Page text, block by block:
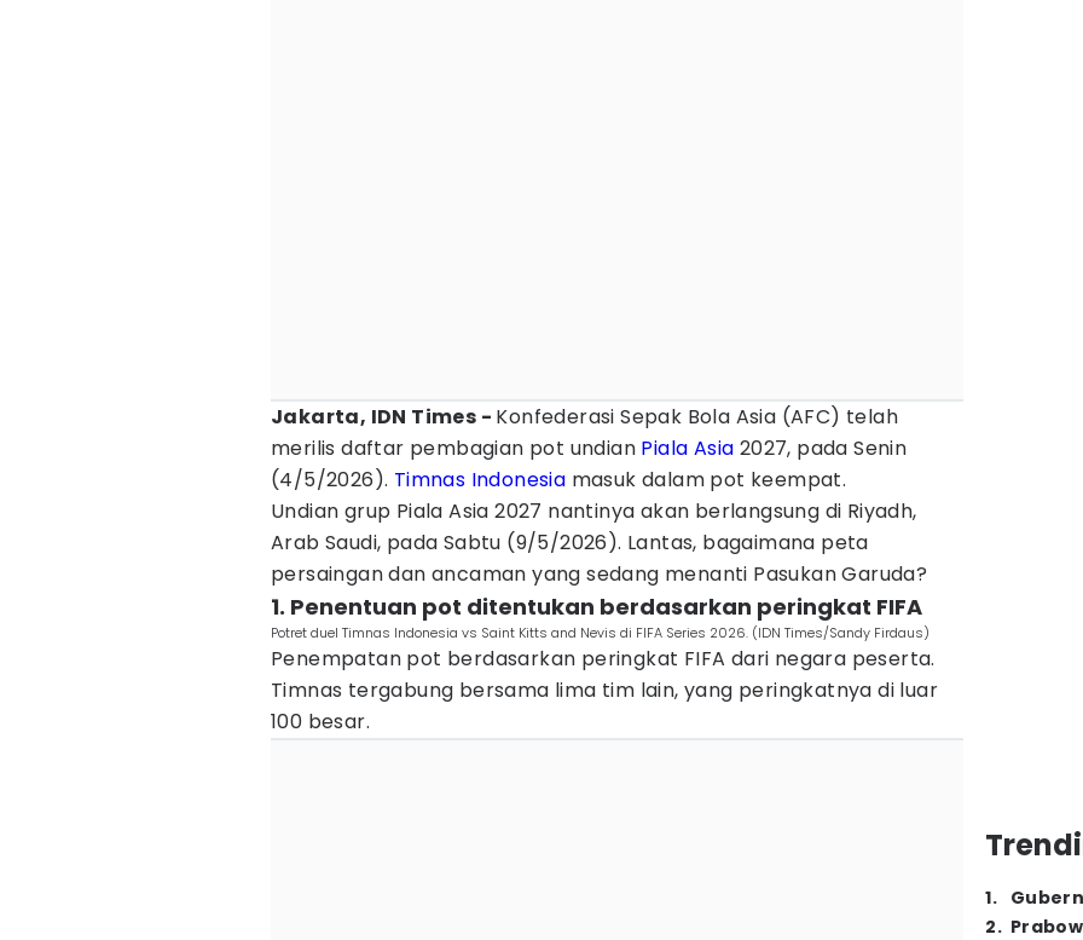
Jakarta, IDN Times - Konfederasi Sepak Bola Asia (AFC) telah
merilis daftar pembagian pot undian Piala Asia 2027, pada Senin
(4/5/2026). Timnas Indonesia masuk dalam pot keempat.
Undian grup Piala Asia 2027 nantinya akan berlangsung di Riyadh,
Arab Saudi, pada Sabtu (9/5/2026). Lantas, bagaimana peta
persaingan dan ancaman yang sedang menanti Pasukan Garuda?
1. Penentuan pot ditentukan berdasarkan peringkat FIFA
Potret duel Timnas Indonesia vs Saint Kitts and Nevis di FIFA Series 2026. (IDN Times/Sandy Firdaus)
Penempatan pot berdasarkan peringkat FIFA dari negara peserta.
Timnas tergabung bersama lima tim lain, yang peringkatnya di luar
100 besar.
1.
2.